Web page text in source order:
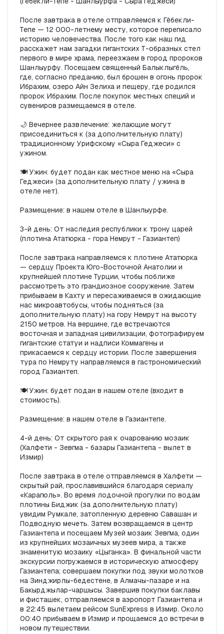
После завтрака в отеле отправляемся к Гёбекли-
Тепе — 12 000-летнему месту, которое переписало
историю человечества. После того как наш гид
расскажет нам загадки гигантских Т-образных стел
первого в мире храма, переезжаем в город пророков
Шанлыурфу. Посещаем священный Балыклыгёль,
где, согласно преданию, был брошен в огонь пророк
Ибрахим, озеро Айн Зелиха и пещеру, где родился
пророк Ибрахим. После покупок местных специй и
сувениров размещаемся в отеле.
🌙 Вечернее развлечение: желающие могут
присоединиться к (за дополнительную плату)
традиционному Урифскому «Сыра Геджеси» с
ужином.
🍽️ Ужин: будет подан как местное меню на «Сыра
Геджеси» (за дополнительную плату / ужина в
отеле нет).
Размещение: в нашем отеле в Шанлыурфе.
3-й день: От наследия республики к трону царей
(плотина Ататюрка - гора Немрут - Газиантеп)
После завтрака направляемся к плотине Ататюрка
— сердцу Проекта Юго-Восточной Анатолии и
крупнейшей плотине Турции, чтобы поближе
рассмотреть это грандиозное сооружение. Затем
прибываем в Кахту и пересаживаемся в ожидающие
нас микроавтобусы, чтобы подняться (за
дополнительную плату) на гору Немрут на высоту
2150 метров. На вершине, где встречаются
восточная и западная цивилизации, фотографируем
гигантские статуи и надписи Коммагены и
прикасаемся к сердцу истории. После завершения
тура по Немруту направляемся в гастрономический
город Газиантеп.
🍽️ Ужин: будет подан в нашем отеле (входит в
стоимость).
Размещение: в нашем отеле в Газиантепе.
4-й день: От скрытого рая к очарованию мозаик
(Халфети - Зевгма - базары Газиантепа - вылет в
Измир)
После завтрака в отеле отправляемся в Халфети —
скрытый рай, прославившийся благодаря сериалу
«Карагюль». Во время лодочной прогулки по водам
плотины Биджик (за дополнительную плату)
увидим Румкале, затопленную деревню Савашан и
Подводную мечеть. Затем возвращаемся в центр
Газиантепа и посещаем Музей мозаик Зевгма, один
из крупнейших мозаичных музеев мира, а также
знаменитую мозаику «Цыганка». В финальной части
экскурсии погружаемся в историческую атмосферу
Газиантепа; совершаем покупки под звуки молотков
на Зинджирлы-бедестене, в Алмачы-пазаре и на
Бакырджылар-чаршысы. Завершив покупки баклавы
и фисташек, отправляемся в аэропорт Газиантепа и
в 22:45 вылетаем рейсом SunExpress в Измир. Около
00:40 прибываем в Измир и прощаемся до встречи в
новом путешествии.